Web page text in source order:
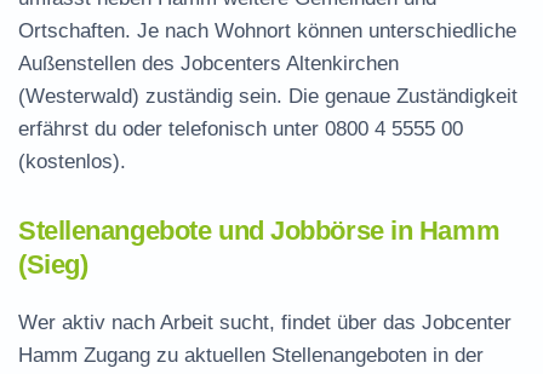
Ortschaften. Je nach Wohnort können unterschiedliche
Außenstellen des Jobcenters Altenkirchen
(Westerwald) zuständig sein. Die genaue Zuständigkeit
erfährst du oder telefonisch unter 0800 4 5555 00
(kostenlos).
Stellenangebote und Jobbörse in Hamm
(Sieg)
Wer aktiv nach Arbeit sucht, findet über das Jobcenter
Hamm Zugang zu aktuellen Stellenangeboten in der